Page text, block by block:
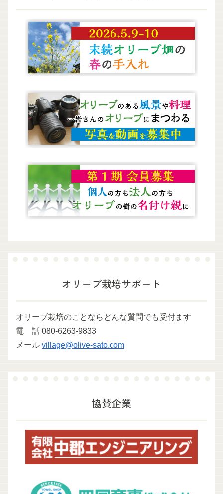
オリーブ栽培サポート
オリーブ栽培のことならどんな質問でも受付ます
電 話 080-6263-9833
メール village@olive-sato.com
協賛企業